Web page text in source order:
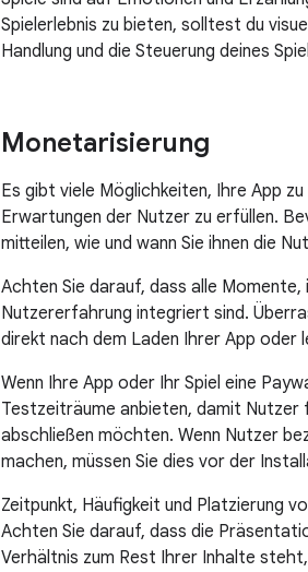
Spielerlebnis zu bieten, solltest du
Handlung und die Steuerung deines
Monetarisierung
Es gibt viele Möglichkeiten, Ihre App
Erwartungen der Nutzer zu erfüllen.
mitteilen, wie und wann Sie ihnen die
Achten Sie darauf, dass alle
Nutzererfahrung integriert sind.
direkt nach dem Laden Ihrer App oder
Wenn Ihre App oder Ihr Spiel eine
Testzeiträume anbieten, damit Nutzer
abschließen möchten. Wenn Nutzer
machen, müssen Sie dies vor der
Zeitpunkt, Häufigkeit und Platzierung
Achten Sie darauf, dass die
Verhältnis zum Rest Ihrer Inhalte